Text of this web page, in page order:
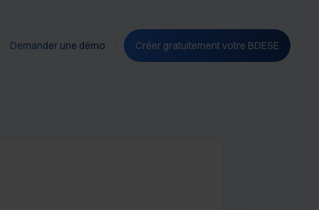
Demander une démo Créer gratuitement votre BDESE